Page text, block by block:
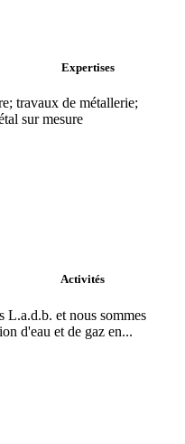
Expertises
travaux de métallerie;
sur mesure
Activités
L.a.d.b. et nous sommes
d'eau et de gaz en...